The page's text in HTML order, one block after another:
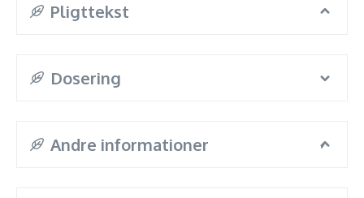
Pligttekst
Dosering
Andre informationer